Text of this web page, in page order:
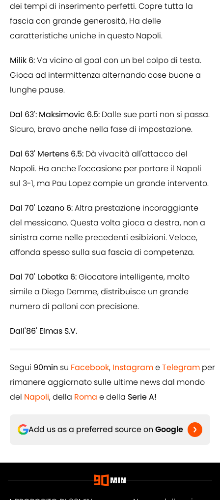
dei tempi di inserimento perfetti. Copre tutta la
fascia con grande generosità, Ha delle
caratteristiche uniche in questo Napoli.
Milik 6:Va vicino al goal con un bel colpo di testa.
Gioca ad intermittenza alternando cose buone a
lunghe pause.
Dal 63': Maksimovic 6.5: Dalle sue parti non si passa.
Sicuro, bravo anche nella fase di impostazione.
Dal 63' Mertens 6.5: Dà vivacità all'attacco del
Napoli. Ha anche l'occasione per portare il Napoli
sul 3-1, ma Pau Lopez compie un grande intervento.
Dal 70' Lozano 6:Altra prestazione incoraggiante
del messicano. Questa volta gioca a destra, non a
sinistra come nelle precedenti esibizioni. Veloce,
affonda spesso sulla sua fascia di competenza.
Dal 70' Lobotka 6:Giocatore intelligente, molto
simile a Diego Demme, distribuisce un grande
numero di palloni con precisione.
Dall'86' Elmas S.V.
Segui 90min su Facebook, InstagrameTelegram per
rimanere aggiornato sulle ultime news dal mondo
del Napoli, della Roma e della Serie A!
Add us as a preferred source on Google